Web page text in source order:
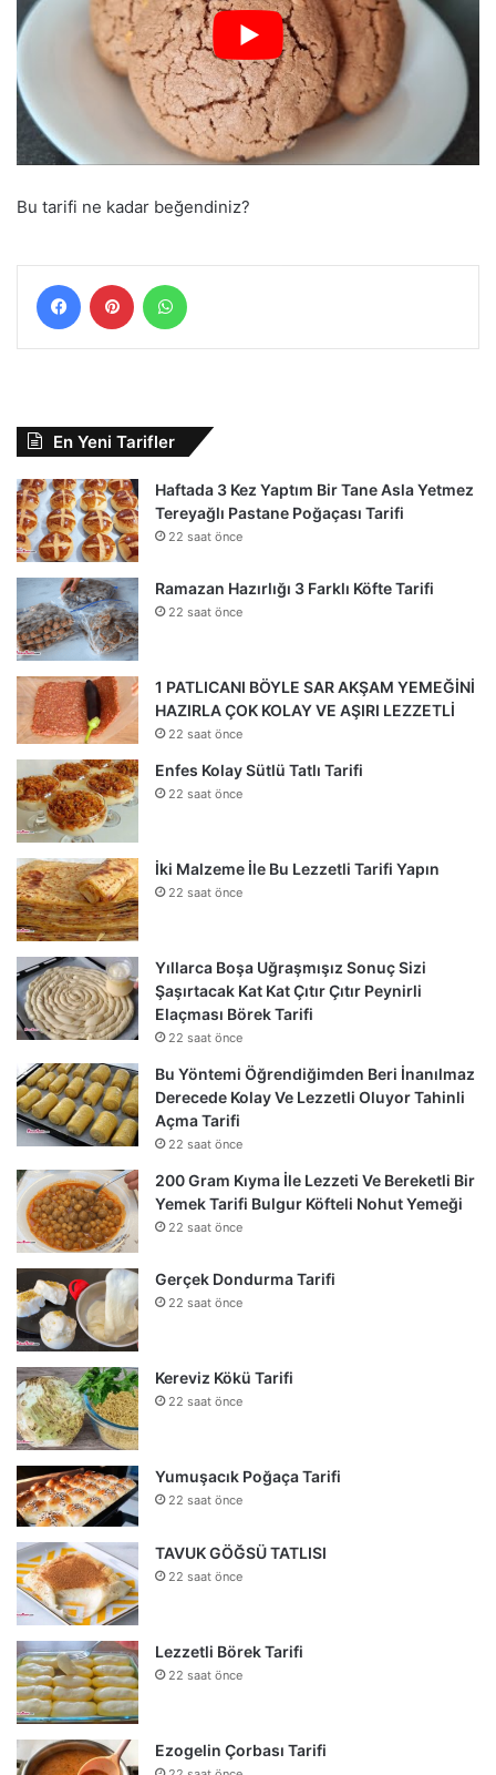
Bu tarifi ne kadar beğendiniz?
FacebookPinterest
En Yeni Tarifler
Haftada 3 Kez Yaptım Bir Tane Asla Yetmez
Tereyağlı Pastane Poğaçası Tarifi
22 saat önce
Ramazan Hazırlığı 3 Farklı Köfte Tarifi
22 saat önce
1 PATLICANI BÖYLE SAR AKŞAM YEMEĞİNİ
HAZIRLA ÇOK KOLAY VE AŞIRI LEZZETLİ
22 saat önce
Enfes Kolay Sütlü Tatlı Tarifi
22 saat önce
İki Malzeme İle Bu Lezzetli Tarifi Yapın
22 saat önce
Yıllarca Boşa Uğraşmışız Sonuç Sizi
Şaşırtacak Kat Kat Çıtır Çıtır Peynirli
Elaçması Börek Tarifi
22 saat önce
Bu Yöntemi Öğrendiğimden Beri İnanılmaz
Derecede Kolay Ve Lezzetli Oluyor Tahinli
Açma Tarifi
22 saat önce
200 Gram Kıyma İle Lezzeti Ve Bereketli Bir
Yemek Tarifi Bulgur Köfteli Nohut Yemeği
22 saat önce
Gerçek Dondurma Tarifi
22 saat önce
Kereviz Kökü Tarifi
22 saat önce
Yumuşacık Poğaça Tarifi
22 saat önce
TAVUK GÖĞSÜ TATLISI
22 saat önce
Lezzetli Börek Tarifi
22 saat önce
Ezogelin Çorbası Tarifi